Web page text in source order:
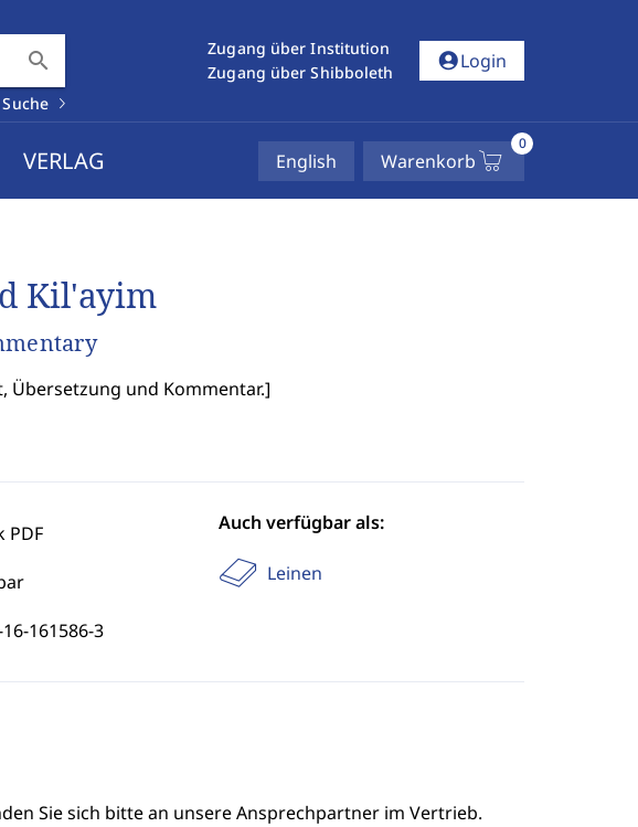
search
Zugang über Institution
Zugang über Shibboleth
account_circleLogin
VERLAG English Warenkorb
0
Kil'ayim
Übersetzung und Kommentar.]
PDF
161586-3
Auch verfügbar als:
Leinen
Sie sich bitte an unsere Ansprechpartner im Vertrieb.